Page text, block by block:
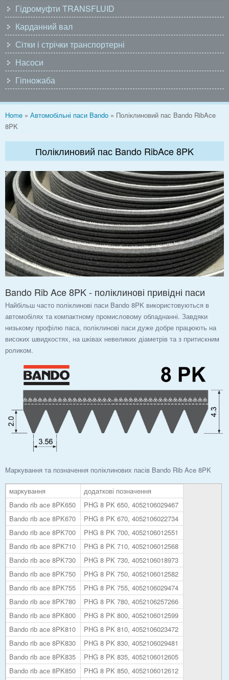
Гідромуфти TRANSFLUID
Карданний вал
Сітки і стрічки транспортерні
Насоси
Гіпножаба
You are here
Home » Автомобільні паси Bando » Поліклиновий пас Bando RibAce
8PK
Поліклиновий пас Bando RibAce 8PK
Bando Rib Ace 8PK - поліклинові привідні паси
Найбільш часто поліклинові паси Bando 8PK використовуються в
автомобілях та компактному промисловому обладнанні. Завдяки
низькому профілю паса, поліклинові паси дуже добре працюють на
високих швидкостях, на шківах невеликих діаметрів та з притискним
роликом.
Маркування та позначення поліклинових пасів Bando Rib Ace 8PK
маркування
додаткові позначення
Bando rib ace 8PK650
PHG 8 PK 650, 4052106029467
Bando rib ace 8PK670
PHG 8 PK 670, 4052106022734
Bando rib ace 8PK700
PHG 8 PK 700, 4052106012551
Bando rib ace 8PK710
PHG 8 PK 710, 4052106012568
Bando rib ace 8PK730
PHG 8 PK 730, 4052106018973
Bando rib ace 8PK750
PHG 8 PK 750, 4052106012582
Bando rib ace 8PK755
PHG 8 PK 755, 4052106029474
Bando rib ace 8PK780
PHG 8 PK 780, 4052106257266
Bando rib ace 8PK800
PHG 8 PK 800, 4052106012599
Bando rib ace 8PK810
PHG 8 PK 810, 4052106023472
Bando rib ace 8PK830
PHG 8 PK 830, 4052106029481
Bando rib ace 8PK835
PHG 8 PK 835, 4052106012605
Bando rib ace 8PK850
PHG 8 PK 850, 4052106012612